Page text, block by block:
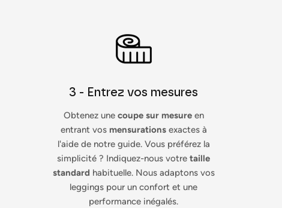
3 - Entrez vos mesures
Obtenez une coupe sur mesureen
entrant vos mensurationsexactes à
l'aide de notre guide. Vous préférez la
simplicité ? Indiquez-nous votretaille
standard habituelle. Nous adaptons vos
leggings pour un confort et une
performance inégalés.